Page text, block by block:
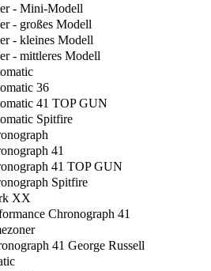
- Mini-Modell
- großes Modell
- kleines Modell
- mittleres Modell
36
41 TOP GUN
Spitfire
41
41 TOP GUN
Spitfire
XX
Chronograph 41
41 George Russell